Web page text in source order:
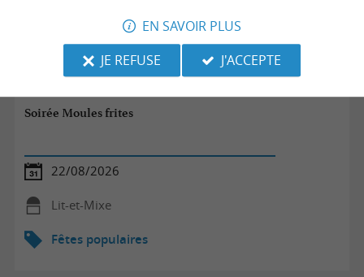
Soirée Moules frites
22/08/2026
Lit-et-Mixe
Fêtes populaires
EN SAVOIR PLUS
JE REFUSE
J'ACCEPTE